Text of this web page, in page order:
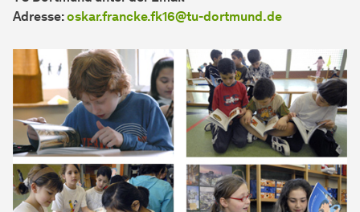
Adresse:oskar.francke.fk16@tu-dortmund.de